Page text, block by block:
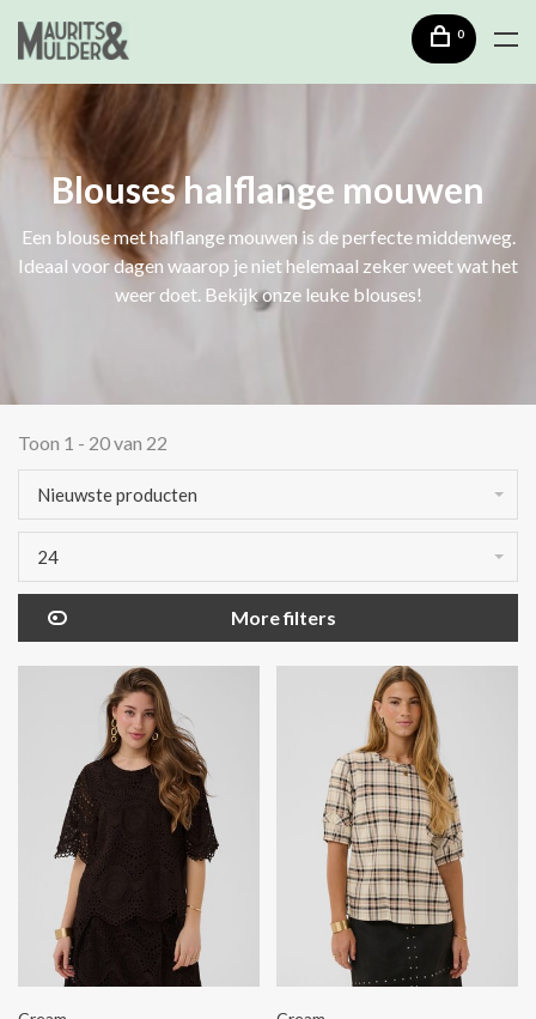
0
Blouses halflange mouwen
Een blouse met halflange mouwen is de perfecte middenweg.
Ideaal voor dagen waarop je niet helemaal zeker weet wat het
weer doet. Bekijk onze leuke blouses!
Toon 1 - 20 van 22
Nieuwste producten
24
More filters